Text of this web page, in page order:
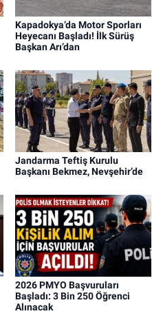
Kapadokya’da Motor Sporları
Heyecanı Başladı! İlk Sürüş
Başkan Arı’dan
Jandarma Teftiş Kurulu
Başkanı Bekmez, Nevşehir’de
2026 PMYO Başvuruları
Başladı: 3 Bin 250 Öğrenci
Alınacak